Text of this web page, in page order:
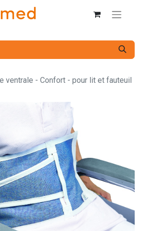
ventrale - Confort - pour lit et fauteuil